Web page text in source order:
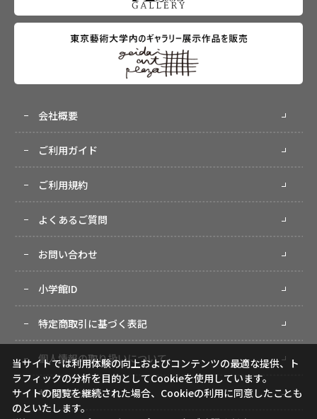
会社概要
ご利用ガイド
ご利用規約
よくあるご質問
お問い合わせ
小学館ID
特定商取引に基づく表記
個人情報の取り扱いについて
サイトマップ
当サイトでは利用体験の向上およびコンテンツの最適な提供、ト
ラフィックの分析を目的としてCookieを使用しています。
サイトの閲覧を継続された場合、Cookieの利用に同意したことも
のといたします。